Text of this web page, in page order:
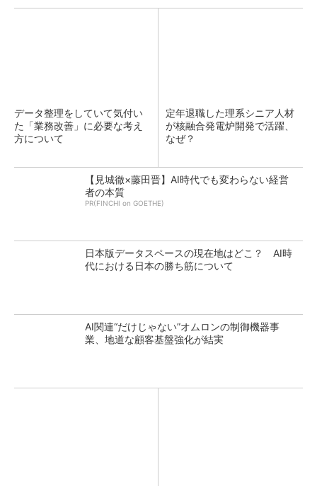
データ整理をしていて気付い
た「業務改善」に必要な考え
方について
定年退職した理系シニア人材
が核融合発電炉開発で活躍、
なぜ？
【見城徹×藤田晋】AI時代でも変わらない経営
者の本質
PR(FINCHI on GOETHE)
日本版データスペースの現在地はどこ？ AI時
代における日本の勝ち筋について
AI関連“だけじゃない”オムロンの制御機器事
業、地道な顧客基盤強化が結実